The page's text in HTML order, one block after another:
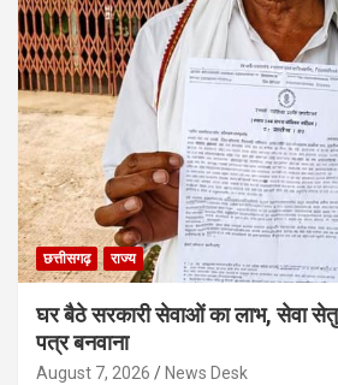
छत्तीसगढ़ राज्य
घर बैठे सरकारी सेवाओं का लाभ, सेवा
पत्र बनवाना
August 7, 2026 News Desk